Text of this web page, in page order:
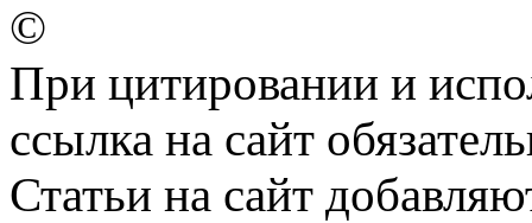
©
При цитировании и
ссылка на сайт
Статьи на сайт